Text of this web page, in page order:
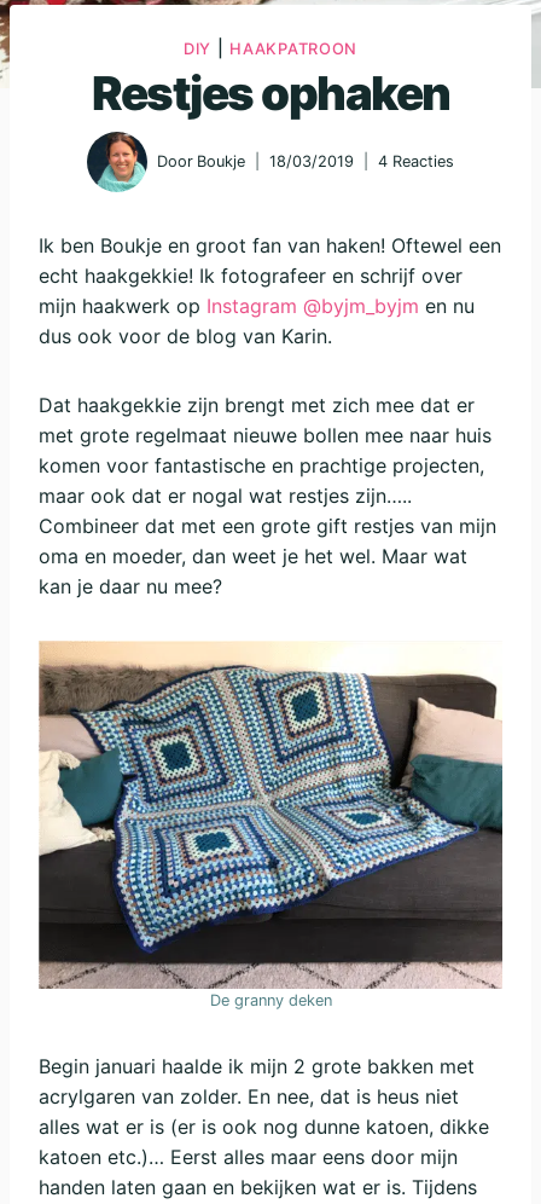
DIY HAAKPATROON
Restjes ophaken
Door Boukje 18/03/2019 4 Reacties
Ik ben Boukje en groot fan van haken! Oftewel een
echt haakgekkie! Ik fotografeer en schrijf over
mijn haakwerk op Instagram @byjm_byjm en nu
dus ook voor de blog van Karin.
Dat haakgekkie zijn brengt met zich mee dat er
met grote regelmaat nieuwe bollen mee naar huis
komen voor fantastische en prachtige projecten,
maar ook dat er nogal wat restjes zijn…..
Combineer dat met een grote gift restjes van mijn
oma en moeder, dan weet je het wel. Maar wat
kan je daar nu mee?
De granny deken
Begin januari haalde ik mijn 2 grote bakken met
acrylgaren van zolder. En nee, dat is heus niet
alles wat er is (er is ook nog dunne katoen, dikke
katoen etc.)… Eerst alles maar eens door mijn
handen laten gaan en bekijken wat er is. Tijdens